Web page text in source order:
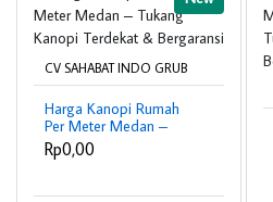
CV SAHABAT INDO GRUB
Harga Kanopi Rumah
Per Meter Medan –
Tukang Kanopi Terdekat
& Bergaransi
Rp0,00